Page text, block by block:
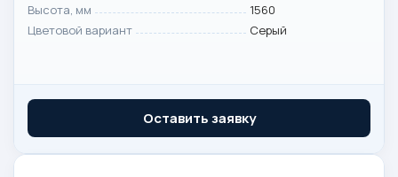
Высота, мм
1560
Цветовой вариант
Серый
Оставить заявку